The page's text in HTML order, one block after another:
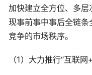
加快建立全方位、多
现事前事中事后全链
竞争的市场秩序。
（1）大力推行“互联网